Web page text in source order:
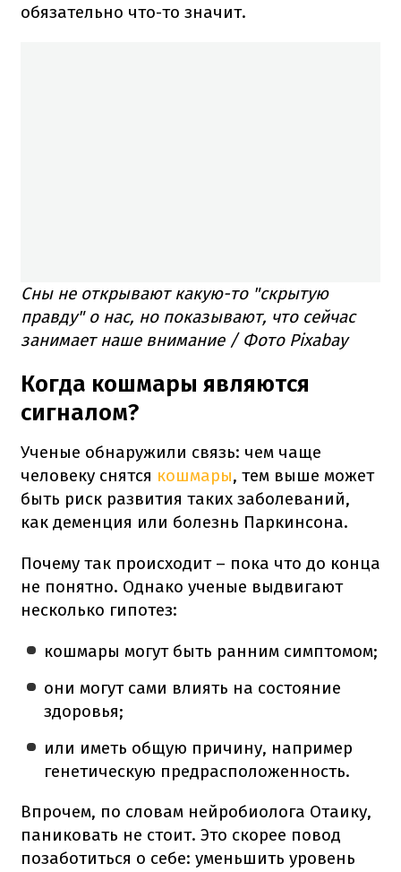
обязательно что-то значит.
Сны не открывают какую-то "скрытую
правду" о нас, но показывают, что сейчас
занимает наше внимание / Фото Pixabay
Когда кошмары являются
сигналом?
Ученые обнаружили связь: чем чаще
человеку снятся кошмары, тем выше может
быть риск развития таких заболеваний,
как деменция или болезнь Паркинсона.
Почему так происходит – пока что до конца
не понятно. Однако ученые выдвигают
несколько гипотез:
кошмары могут быть ранним симптомом;
они могут сами влиять на состояние
здоровья;
или иметь общую причину, например
генетическую предрасположенность.
Впрочем, по словам нейробиолога Отаику,
паниковать не стоит. Это скорее повод
позаботиться о себе: уменьшить уровень